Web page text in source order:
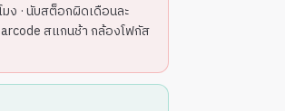
มง · นับสต็อกผิดเดือนละ
สแกนช้า กล้องโฟกัส